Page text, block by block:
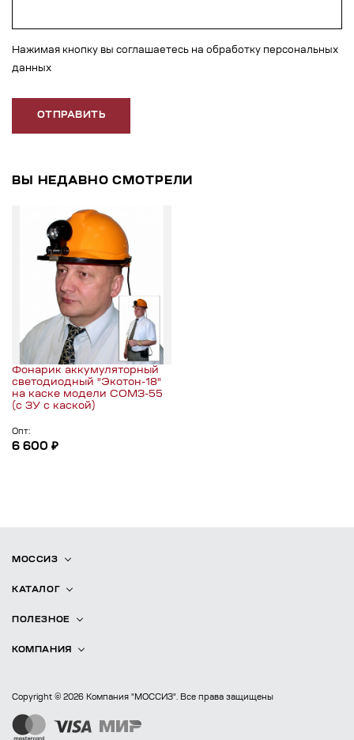
Нажимая кнопку вы соглашаетесь на обработку персональных
данных
ОТПРАВИТЬ
ВЫ НЕДАВНО СМОТРЕЛИ
Фонарик аккумуляторный
светодиодный "Экотон-18"
на каске модели СОМЗ-55
(с ЗУ с каской)
Опт:
6 600 ₽
МОССИЗ
КАТАЛОГ
ПОЛЕЗНОЕ
КОМПАНИЯ
Copyright © 2026 Компания "МОССИЗ". Все права защищены